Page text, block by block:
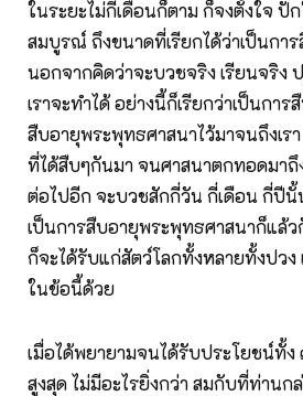
ในระยะไม่กี่เดือนก็ตาม ก็จงตั้งใจ ปั
สมบูรณ์ ถึงขนาดที่เรียกได้ว่าเป็นกา
นอกจากคิดว่าจะบวชจริง เรียนจริง
เราจะทำได้ อย่างนี้ก็เรียกว่าเป็นก
สืบอายุพระพุทธศาสนาไว้มาจนถึงเ
ที่ได้สืบๆกันมา จนศาสนาตกทอดมาถึ
ต่อไปอีก จะบวชสักกี่วัน กี่เดือน กี่ปี
เป็นการสืบอายุพระพุทธศาสนาก็แล้
ก็จะได้รับแก่สัตว์โลกทั้งหลายทั้งปวง
ในข้อนี้ด้วย
เมื่อได้พยายามจนได้รับประโยชน์ทั้ง
สูงสุด ไม่มีอะไรยิ่งกว่า สมกับที่ท่านก